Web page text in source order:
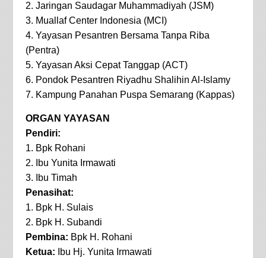
2. Jaringan Saudagar Muhammadiyah (JSM)
3. Muallaf Center Indonesia (MCI)
4. Yayasan Pesantren Bersama Tanpa Riba
(Pentra)
5. Yayasan Aksi Cepat Tanggap (ACT)
6. Pondok Pesantren Riyadhu Shalihin Al-Islamy
7. Kampung Panahan Puspa Semarang (Kappas)
ORGAN YAYASAN
Pendiri:
1. Bpk Rohani
2. Ibu Yunita Irmawati
3. Ibu Timah
Penasihat:
1. Bpk H. Sulais
2. Bpk H. Subandi
Pembina: Bpk H. Rohani
Ketua: Ibu Hj. Yunita Irmawati